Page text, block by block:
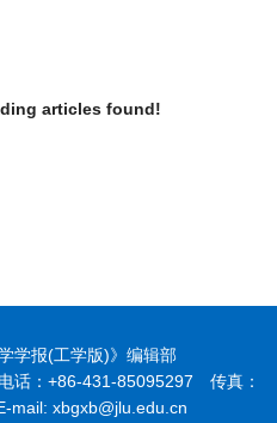
articles found!
学报(工学版)》编辑部
话：+86-431-85095297 传真：
xbgxb@jlu.edu.cn